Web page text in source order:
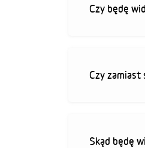
Czy będę
Czy zamiast
Skąd będę